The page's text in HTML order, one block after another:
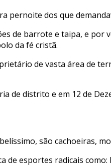
pernoite dos que
de barrote e taipa, e por
da fé cristã.
de vasta área de
de distrito e em 12 de
são cachoeiras,
esportes radicais